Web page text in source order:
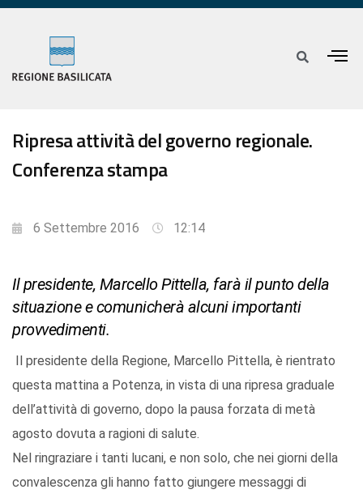
Ripresa attività del governo regionale.
Conferenza stampa
6 Settembre 2016 12:14
Il presidente, Marcello Pittella, farà il punto della
situazione e comunicherà alcuni importanti
provvedimenti.
Il presidente della Regione, Marcello Pittella, è rientrato
questa mattina a Potenza, in vista di una ripresa graduale
dell’attività di governo, dopo la pausa forzata di metà
agosto dovuta a ragioni di salute.
Nel ringraziare i tanti lucani, e non solo, che nei giorni della
convalescenza gli hanno fatto giungere messaggi di